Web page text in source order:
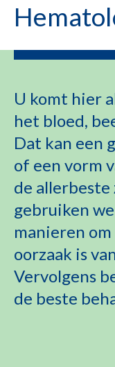
U komt hier
het bloed,
Dat kan een
of een vorm
de allerbeste
gebruiken
manieren
oorzaak is
Vervolgens
de beste